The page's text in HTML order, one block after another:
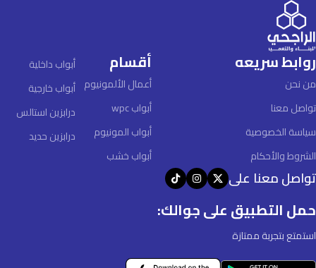
روابط سريعه
من نحن
تواصل معنا
سياسة الخصوصية
الشروط والأحكام
أقسام
أعمال الألمونيوم
أبواب wpc
أبواب المونيوم
أبواب خشب
أبواب داخلية
أبواب خارجية
درابزين استالس
درابزين حديد
تواصل معنا على
حمل التطبيق على جوالك:
استمتع بتجربة ممتازة